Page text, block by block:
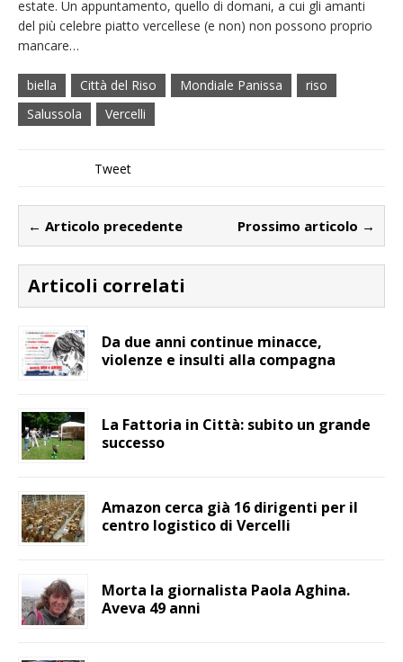
estate. Un appuntamento, quello di domani, a cui gli amanti
del più celebre piatto vercellese (e non) non possono proprio
mancare…
biella Città del Riso Mondiale Panissa
riso
Salussola
Vercelli
Tweet
← Articolo precedente Prossimo articolo →
Articoli correlati
Da due anni continue minacce,
violenze e insulti alla compagna
La Fattoria in Città: subito un grande
successo
Amazon cerca già 16 dirigenti per il
centro logistico di Vercelli
Morta la giornalista Paola Aghina.
Aveva 49 anni